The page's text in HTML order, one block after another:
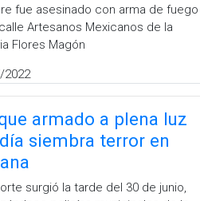
fue asesinado con arma de fuego
Artesanos Mexicanos de la
Flores Magón
2022
armado a plena luz
siembra terror en
surgió la tarde del 30 de junio,